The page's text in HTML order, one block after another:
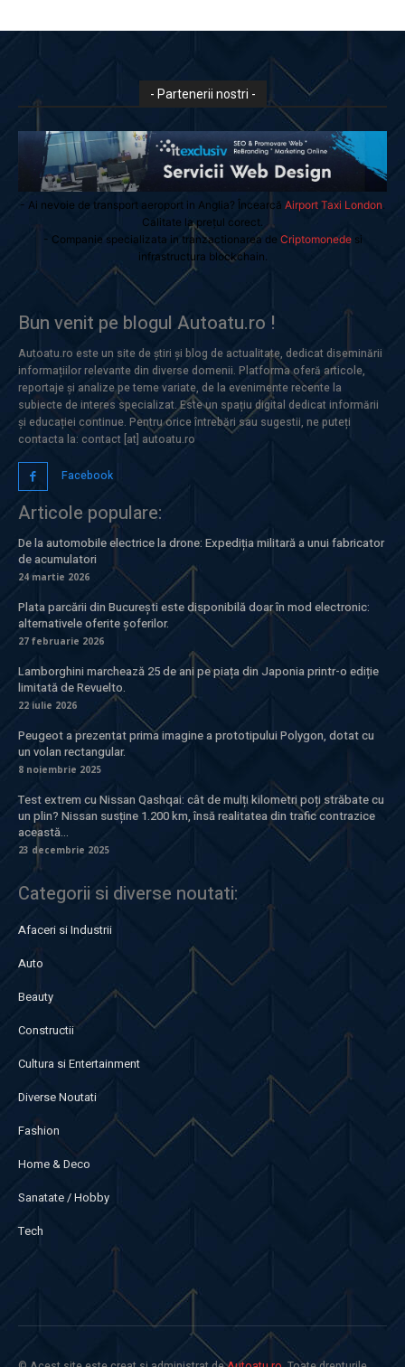
- Partenerii nostri -
- Ai nevoie de transport aeroport in Anglia? Încearcă Airport Taxi London
Calitate la prețul corect.
- Companie specializata in tranzactionarea de Criptomonedesi
infrastructura blockchain.
Bun venit pe blogul Autoatu.ro !
Autoatu.ro este un site de știri și blog de actualitate, dedicat diseminării
informațiilor relevante din diverse domenii. Platforma oferă articole,
reportaje și analize pe teme variate, de la evenimente recente la
subiecte de interes specializat. Este un spațiu digital dedicat informării
și educației continue. Pentru orice întrebări sau sugestii, ne puteți
contacta la: contact [at] autoatu.ro
Facebook
Articole populare:
De la automobile electrice la drone: Expediția militară a unui fabricator
de acumulatori
24 martie 2026
Plata parcării din București este disponibilă doar în mod electronic:
alternativele oferite șoferilor.
27 februarie 2026
Lamborghini marchează 25 de ani pe piața din Japonia printr-o ediție
limitată de Revuelto.
22 iulie 2026
Peugeot a prezentat prima imagine a prototipului Polygon, dotat cu
un volan rectangular.
8 noiembrie 2025
Test extrem cu Nissan Qashqai: cât de mulți kilometri poți străbate cu
un plin? Nissan susține 1.200 km, însă realitatea din trafic contrazice
această...
23 decembrie 2025
Categorii si diverse noutati:
Afaceri si Industrii
Auto
Beauty
Constructii
Cultura si Entertainment
Diverse Noutati
Fashion
Home & Deco
Sanatate / Hobby
Tech